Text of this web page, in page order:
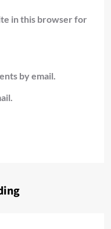
in this browser for
by email.